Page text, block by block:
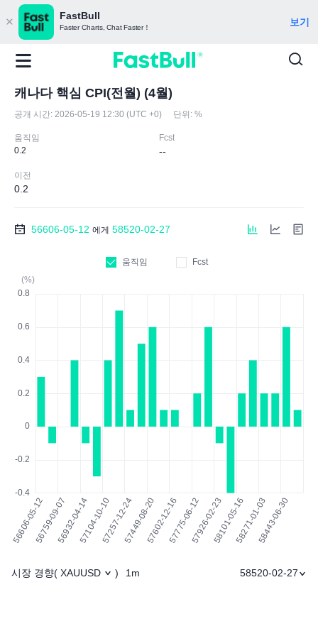
FastBull
Faster Charts, Chat Faster！ 보기
캐나다 핵심 CPI(전월) (4월)
공개 시간: 2026-05-19 12:30 (UTC +0) 단위: %
움직임
0.2
Fcst
--
이전
0.2
56606-05-12 에게 58520-02-27
움직임
Fcst
(%)
시장 경향( XAUUSD ) 1m 58520-02-27